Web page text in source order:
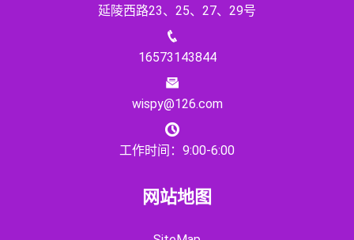
延陵西路23、25、27、29号
16573143844
wispy@126.com
工作时间：9:00-6:00
网站地图